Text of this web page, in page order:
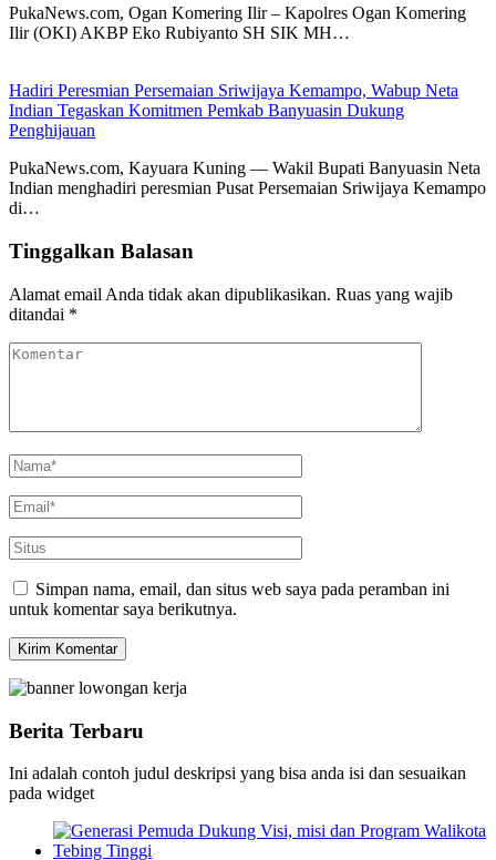
PukaNews.com, Ogan Komering Ilir – Kapolres Ogan Komering
Ilir (OKI) AKBP Eko Rubiyanto SH SIK MH…
Hadiri Peresmian Persemaian Sriwijaya Kemampo, Wabup Neta
Indian Tegaskan Komitmen Pemkab Banyuasin Dukung
Penghijauan
PukaNews.com, Kayuara Kuning — Wakil Bupati Banyuasin Neta
Indian menghadiri peresmian Pusat Persemaian Sriwijaya Kemampo
di…
Tinggalkan Balasan
Alamat email Anda tidak akan dipublikasikan. Ruas yang wajib
ditandai *
Simpan nama, email, dan situs web saya pada peramban ini
untuk komentar saya berikutnya.
Berita Terbaru
Ini adalah contoh judul deskripsi yang bisa anda isi dan sesuaikan
pada widget